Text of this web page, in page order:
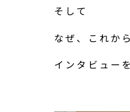
そして
なぜ、これか
インタビュー